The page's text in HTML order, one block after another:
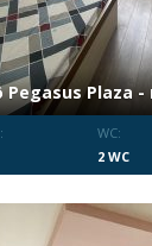
Pegasus Plaza
WC:
2 WC